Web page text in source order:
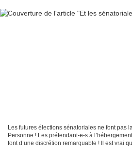
Les futures élections sénatoriales ne font pas
Personne ! Les prétendant-e-s à
font d’une discrétion remarquable ! Il est vrai